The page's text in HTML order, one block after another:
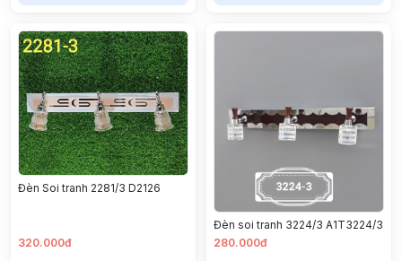
Đèn Soi tranh 2281/3 D2126
320.000đ
Đèn soi tranh 3224/3 A1T3224/3
280.000đ